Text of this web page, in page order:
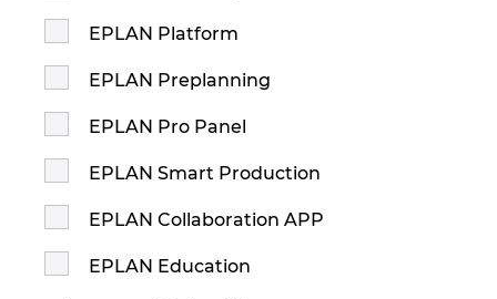
EPLAN Platform
EPLAN Preplanning
EPLAN Pro Panel
EPLAN Smart Production
EPLAN Collaboration APP
EPLAN Education